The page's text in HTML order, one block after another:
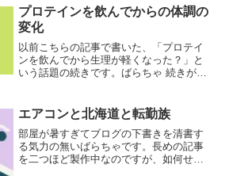
と不安はありました。ばら...
プロテインを飲んでからの体調の
変化
以前こちらの記事で書いた、「プロテイ
ンを飲んでから生理が軽くなった？」と
いう話題の続きです。ばらちゃ 続きが書
ろいろ意識をし始めてもう一年経ちま
す。そろそろ一回婦人科...
エアコンと北海道と転勤族
部屋が暑すぎてブログの下書きを清書す
る気力の無いばらちゃです。長めの記事
を二つほど製作中なのですが、如何せん